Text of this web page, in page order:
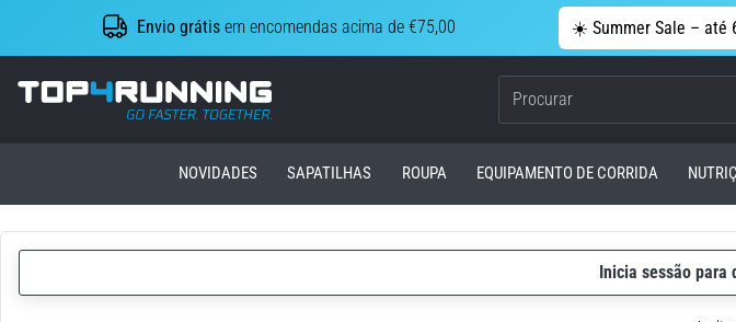
Envio grátis em encomendas acima de €75,00 ☀️ Summer Sale – até
Top4Running.pt
NOVIDADES SAPATILHAS ROUPA EQUIPAMENTO DE CORRIDA
Inicia sessão para